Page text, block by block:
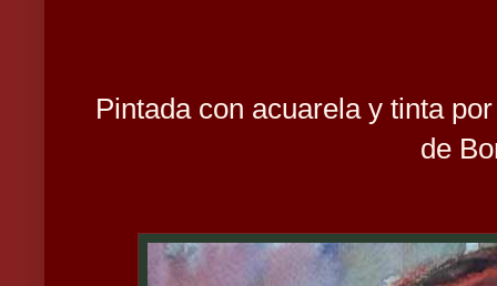
Pintada con acuarela y tinta
de